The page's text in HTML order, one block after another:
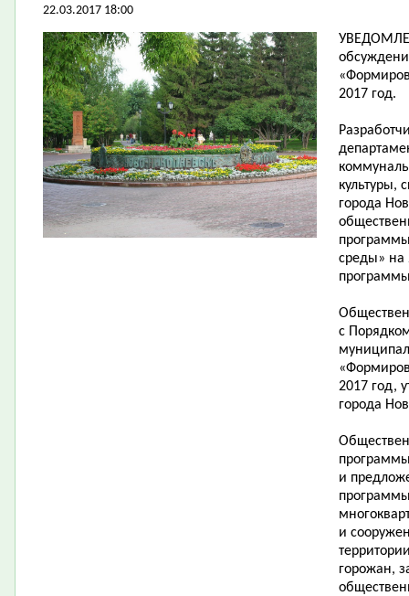
22.03.2017 18:00
2017 год.
культуры,
города
среды» на
с
2017 год,
города
и
и
горожан,